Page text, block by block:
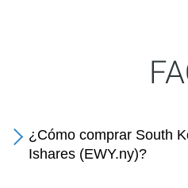
¿Cómo comprar South
Ishares (EWY.ny)?